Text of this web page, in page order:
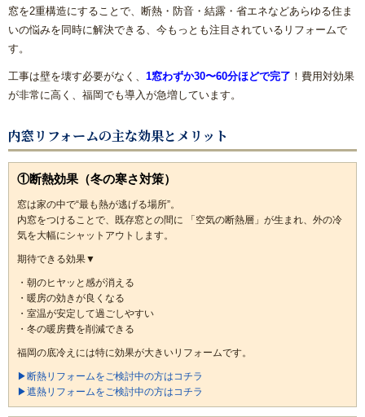
窓を2重構造にすることで、断熱・防音・結露・省エネなどあらゆる住ま
いの悩みを同時に解決できる、今もっとも注目されているリフォームで
す。
工事は壁を壊す必要がなく、 1窓わずか30〜60分ほどで完了 ！費用対効果
が非常に高く、福岡でも導入が急増しています。
内窓リフォームの主な効果とメリット
①断熱効果（冬の寒さ対策）
窓は家の中で“最も熱が逃げる場所”。
内窓をつけることで、既存窓との間に 「空気の断熱層」が生まれ、外の冷
気を大幅にシャットアウトします。
期待できる効果▼
・朝のヒヤッと感が消える
・暖房の効きが良くなる
・室温が安定して過ごしやすい
・冬の暖房費を削減できる
福岡の底冷えには特に効果が大きいリフォームです。
▶断熱リフォームをご検討中の方はコチラ
▶遮熱リフォームをご検討中の方はコチラ